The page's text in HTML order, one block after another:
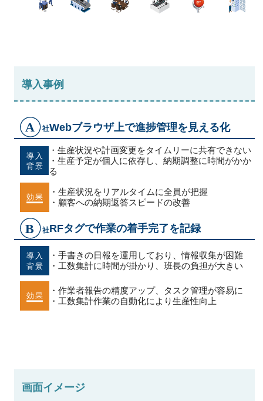
導入事例
Webブラウザ上で進捗管理を見える化
・生産状況や計画変更をタイムリーに共有できない
・生産予定が個人に依存し、納期調整に時間がかか
る
・生産状況をリアルタイムに全員が把握
・顧客への納期返答スピードの改善
RFタグで作業の着手完了を記録
・手書きの日報を運用しており、情報収集が困難
・工数集計に時間が掛かり、班長の負担が大きい
・作業者報告の精度アップ、タスク管理が容易に
・工数集計作業の自動化により生産性向上
画面イメージ